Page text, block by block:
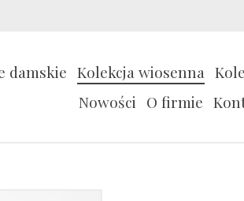
damskie Kolekcja wiosenna
Nowości
O firmie